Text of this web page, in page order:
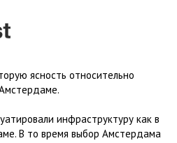
ясность относительно
инфраструктуру как в
В то время выбор Амстердама